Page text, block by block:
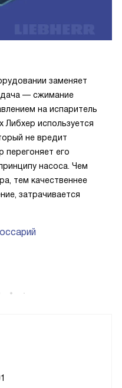
заменяет
— сжимание
на испаритель
Либхер используется
не вредит
его
насоса. Чем
тем качественнее
затрачивается